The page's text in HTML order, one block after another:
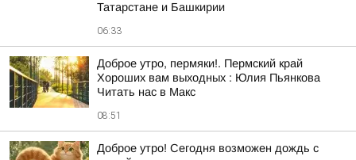
Татарстане и Башкирии
06:33
Доброе утро, пермяки!. Пермский край
Хороших вам выходных : Юлия Пьянкова
Читать нас в Макс
08:51
Доброе утро! Сегодня возможен дождь с